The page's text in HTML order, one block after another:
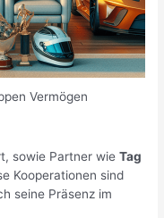
Vermögen
sowie Partner wieTag
Kooperationen sind
seine Präsenz im